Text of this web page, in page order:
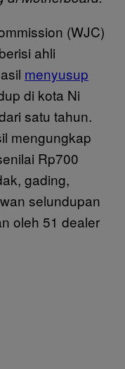
(WJC)
ahli
menyusup
di kota Ni
satu tahun.
mengungkap
Rp700
gading,
selundupan
oleh 51 dealer